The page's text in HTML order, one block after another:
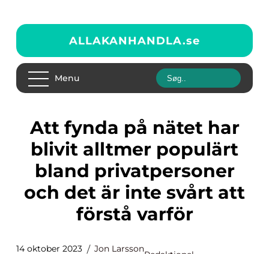
ALLAKANHANDLA.se
Menu
Att fynda på nätet har
blivit alltmer populärt
bland privatpersoner
och det är inte svårt att
förstå varför
14 oktober 2023 Jon Larsson